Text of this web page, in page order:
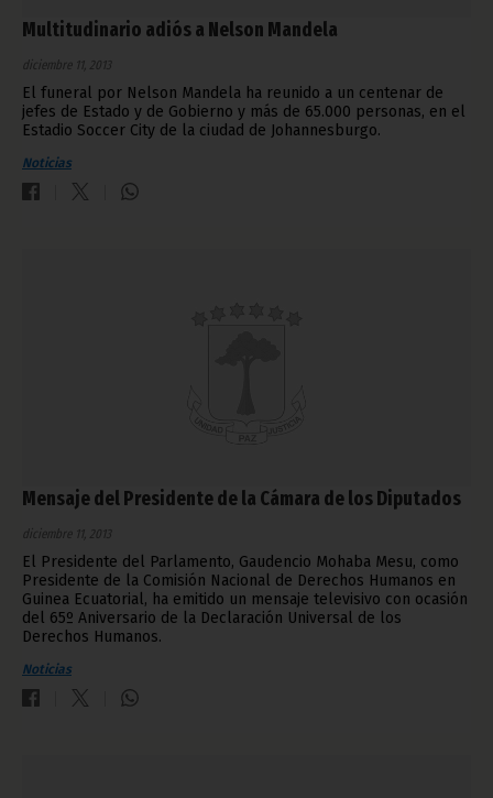
Multitudinario adiós a Nelson Mandela
diciembre 11, 2013
El funeral por Nelson Mandela ha reunido a un centenar de
jefes de Estado y de Gobierno y más de 65.000 personas, en el
Estadio Soccer City de la ciudad de Johannesburgo.
Noticias
Mensaje del Presidente de la Cámara de los Diputados
diciembre 11, 2013
El Presidente del Parlamento, Gaudencio Mohaba Mesu, como
Presidente de la Comisión Nacional de Derechos Humanos en
Guinea Ecuatorial, ha emitido un mensaje televisivo con ocasión
del 65º Aniversario de la Declaración Universal de los
Derechos Humanos.
Noticias